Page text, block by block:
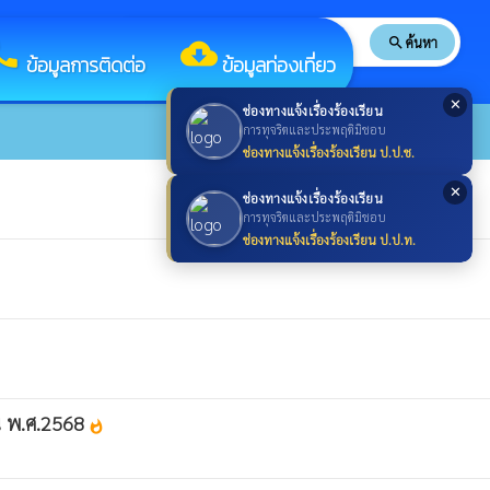
✕
ช่องทางแจ้งเรื่องร้องเรียน
การทุจริตและประพฤติมิชอบ
ช่องทางแจ้งเรื่องร้องเรียน ป.ป.ช.
✕
ช่องทางแจ้งเรื่องร้องเรียน
การทุจริตและประพฤติมิชอบ
ช่องทางแจ้งเรื่องร้องเรียน ป.ป.ท.
ข้อมูลการติดต่อ cloud_downloadข้อมูลท่องเที่ยว
search ค้นหา
พ.ศ.2568 whatshot